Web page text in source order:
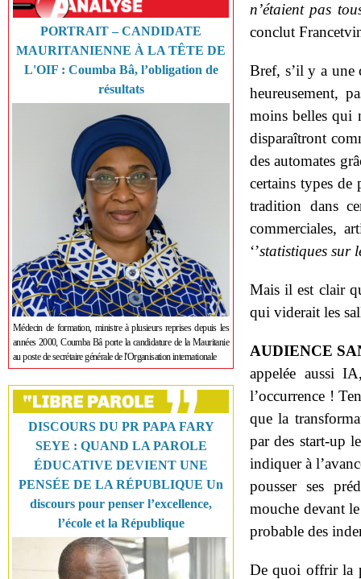
PORTRAIT – CANDIDATE
MAURITANIENNE À LA TÊTE DE
L'OIF : Coumba Bâ, l’obligation de
résultats
Médecin de formation, ministre à plusieurs reprises depuis les
années 2000, Coumba Bâ porte la candidature de la Mauritanie
au poste de secrétaire générale de l'Organisation internationale
DISCOURS DU PR PAPA FARY
SEYE : QUAND LA PAROLE
ÉDUCATIVE DEVIENT UNE
PENSÉE DE LA RÉPUBLIQUE Un
discours pour penser l’excellence,
l’école et la République
n’étaient pas
conclut
Bref, s’il y a une
heureusement,
moins belles qui
disparaîtront
des automates
certains types de
tradition dans
commerciales,
‘’statistiques sur
Mais il est clair
qui viderait les
AUDIENCE
appelée aussi
l’occurrence !
que la
par des start-up
indiquer à
pousser ses
mouche devant
probable des
De quoi offrir la